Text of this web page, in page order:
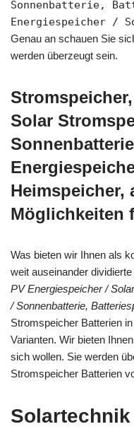
Sonnenbatterie,
Energiespeicher /
Genau an schauen Sie
werden überzeugt sein.
Solar
Heimspeicher,
Möglichkeiten
Was bieten wir Ihnen als
weit auseinander
PV Energiespeicher /
/ Sonnenbatterie,
Stromspeicher Batterien
Varianten. Wir bieten
sich wollen. Sie werden
Stromspeicher Batterien